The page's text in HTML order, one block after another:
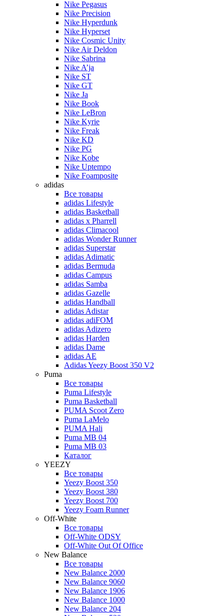
Nike Pegasus
Nike Precision
Nike Hyperdunk
Nike Hyperset
Nike Cosmic Unity
Nike Air Deldon
Nike Sabrina
Nike A’ja
Nike ST
Nike GT
Nike Ja
Nike Book
Nike LeBron
Nike Kyrie
Nike Freak
Nike KD
Nike PG
Nike Kobe
Nike Uptempo
Nike Foamposite
adidas
Все товары
adidas Lifestyle
adidas Basketball
adidas x Pharrell
adidas Climacool
adidas Wonder Runner
adidas Superstar
adidas Adimatic
adidas Bermuda
adidas Campus
adidas Samba
adidas Gazelle
adidas Handball
adidas Adistar
adidas adiFOM
adidas Adizero
adidas Harden
adidas Dame
adidas AE
Adidas Yeezy Boost 350 V2
Puma
Все товары
Puma Lifestyle
Puma Basketball
PUMA Scoot Zero
Puma LaMelo
PUMA Hali
Puma MB 04
Puma MB 03
Каталог
YEEZY
Все товары
Yeezy Boost 350
Yeezy Boost 380
Yeezy Boost 700
Yeezy Foam Runner
Off-White
Все товары
Off-White ODSY
Off-White Out Of Office
New Balance
Все товары
New Balance 2000
New Balance 9060
New Balance 1906
New Balance 1000
New Balance 204